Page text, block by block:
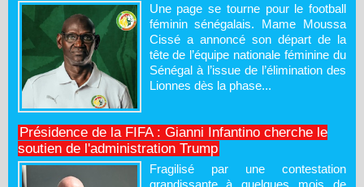
Une page se tourne pour le football
féminin sénégalais. Mame Moussa
Cissé a annoncé son départ de la
tête de l’équipe nationale féminine du
Sénégal à l’issue de l’élimination des
Lionnes dès la phase...
Présidence de la FIFA : Gianni Infantino cherche le
soutien de l'administration Trump
Fragilisé par une contestation